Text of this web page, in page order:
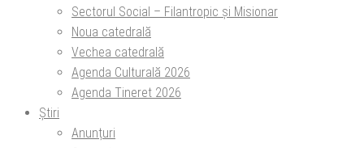
Sectorul Social – Filantropic și Misionar
Noua catedrală
Vechea catedrală
Agenda Culturală 2026
Agenda Tineret 2026
Știri
Anunțuri